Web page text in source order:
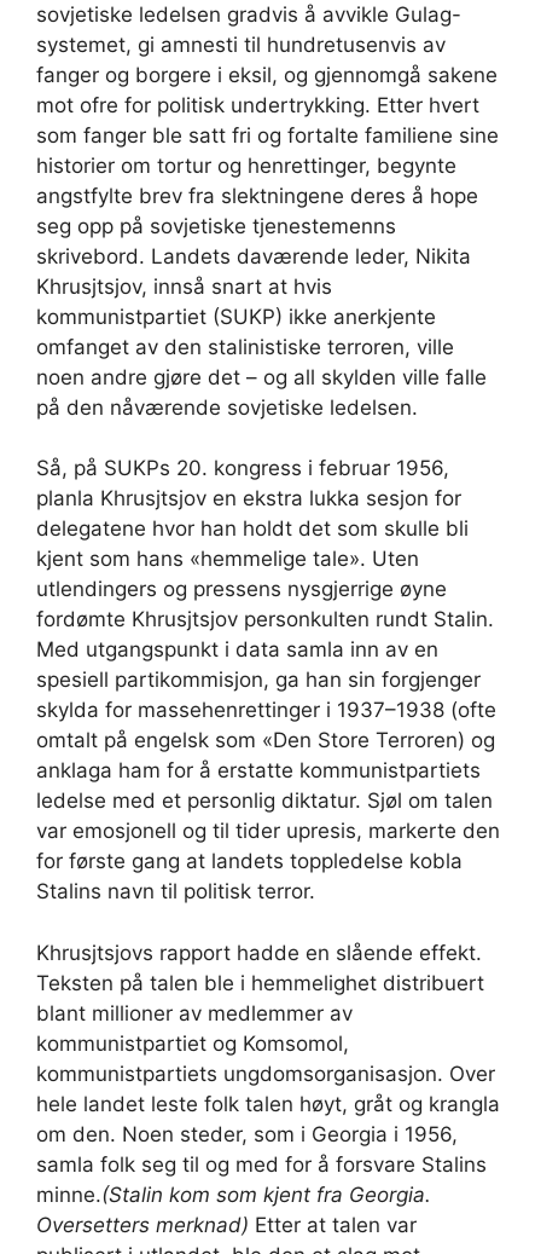
sovjetiske ledelsen gradvis å avvikle Gulag-
systemet, gi amnesti til hundretusenvis av
fanger og borgere i eksil, og gjennomgå sakene
mot ofre for politisk undertrykking. Etter hvert
som fanger ble satt fri og fortalte familiene sine
historier om tortur og henrettinger, begynte
angstfylte brev fra slektningene deres å hope
seg opp på sovjetiske tjenestemenns
skrivebord. Landets daværende leder, Nikita
Khrusjtsjov, innså snart at hvis
kommunistpartiet (SUKP) ikke anerkjente
omfanget av den stalinistiske terroren, ville
noen andre gjøre det – og all skylden ville falle
på den nåværende sovjetiske ledelsen.
Så, på SUKPs 20. kongress i februar 1956,
planla Khrusjtsjov en ekstra lukka sesjon for
delegatene hvor han holdt det som skulle bli
kjent som hans «hemmelige tale». Uten
utlendingers og pressens nysgjerrige øyne
fordømte Khrusjtsjov personkulten rundt Stalin.
Med utgangspunkt i data samla inn av en
spesiell partikommisjon, ga han sin forgjenger
skylda for massehenrettinger i 1937–1938 (ofte
omtalt på engelsk som «Den Store Terroren) og
anklaga ham for å erstatte kommunistpartiets
ledelse med et personlig diktatur. Sjøl om talen
var emosjonell og til tider upresis, markerte den
for første gang at landets toppledelse kobla
Stalins navn til politisk terror.
Khrusjtsjovs rapport hadde en slående effekt.
Teksten på talen ble i hemmelighet distribuert
blant millioner av medlemmer av
kommunistpartiet og Komsomol,
kommunistpartiets ungdomsorganisasjon. Over
hele landet leste folk talen høyt, gråt og krangla
om den. Noen steder, som i Georgia i 1956,
samla folk seg til og med for å forsvare Stalins
minne.(Stalin kom som kjent fra Georgia.
Oversetters merknad) Etter at talen var